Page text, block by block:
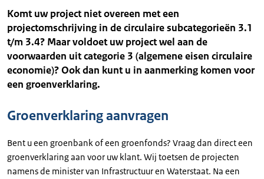
Komt uw project niet overeen met een
projectomschrijving in de circulaire subcategorieën 3.1
t/m 3.4? Maar voldoet uw project wel aan de
voorwaarden uit categorie 3 (algemene eisen circulaire
economie)? Ook dan kunt u in aanmerking komen voor
een groenverklaring.
Groenverklaring aanvragen
Bent u een groenbank of een groenfonds? Vraag dan direct een
groenverklaring aan voor uw klant. Wij toetsen de projecten
namens de minister van Infrastructuur en Waterstaat. Na een